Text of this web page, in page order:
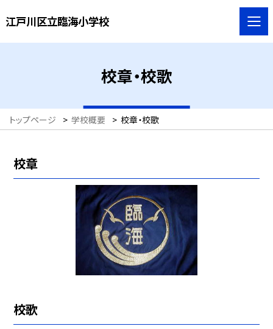
江戸川区立臨海小学校
校章・校歌
トップページ > 学校概要 > 校章・校歌
校章
校歌